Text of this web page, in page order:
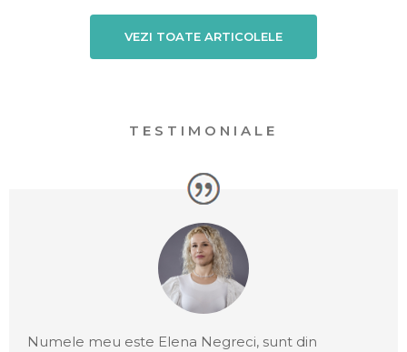
VEZI TOATE ARTICOLELE
TESTIMONIALE
Numele meu este Elena Negreci, sunt din